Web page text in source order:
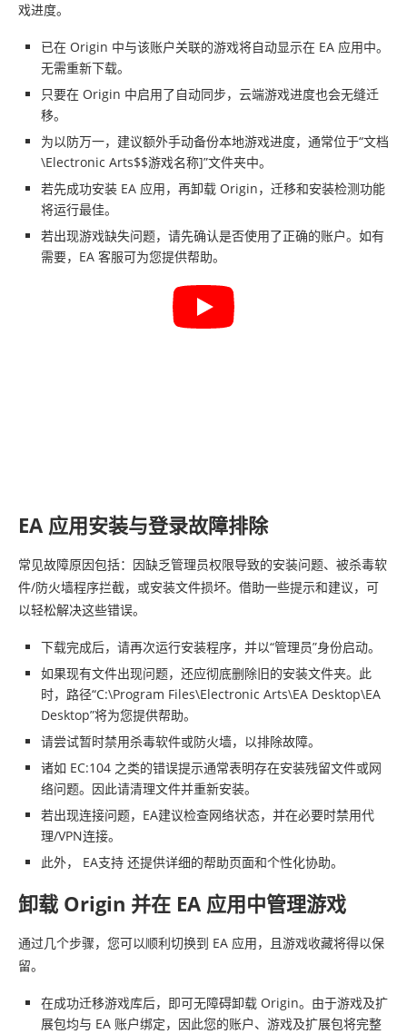
戏进度。
已在 Origin 中与该账户关联的游戏将自动显示在 EA 应用中。
无需重新下载。
只要在 Origin 中启用了自动同步，云端游戏进度也会无缝迁
移。
为以防万一，建议额外手动备份本地游戏进度，通常位于“文档
\Electronic Arts$$游戏名称]”文件夹中。
若先成功安装 EA 应用，再卸载 Origin，迁移和安装检测功能
将运行最佳。
若出现游戏缺失问题，请先确认是否使用了正确的账户。如有
需要，EA 客服可为您提供帮助。
EA 应用安装与登录故障排除
常见故障原因包括：因缺乏管理员权限导致的安装问题、被杀毒软
件/防火墙程序拦截，或安装文件损坏。借助一些提示和建议，可
以轻松解决这些错误。
下载完成后，请再次运行安装程序，并以“管理员”身份启动。
如果现有文件出现问题，还应彻底删除旧的安装文件夹。此
时，路径“C:\Program Files\Electronic Arts\EA Desktop\EA
Desktop”将为您提供帮助。
请尝试暂时禁用杀毒软件或防火墙，以排除故障。
诸如 EC:104 之类的错误提示通常表明存在安装残留文件或网
络问题。因此请清理文件并重新安装。
若出现连接问题，EA建议检查网络状态，并在必要时禁用代
理/VPN连接。
此外， EA支持 还提供详细的帮助页面和个性化协助。
卸载 Origin 并在 EA 应用中管理游戏
通过几个步骤，您可以顺利切换到 EA 应用，且游戏收藏将得以保
留。
在成功迁移游戏库后，即可无障碍卸载 Origin。由于游戏及扩
展包均与 EA 账户绑定，因此您的账户、游戏及扩展包将完整